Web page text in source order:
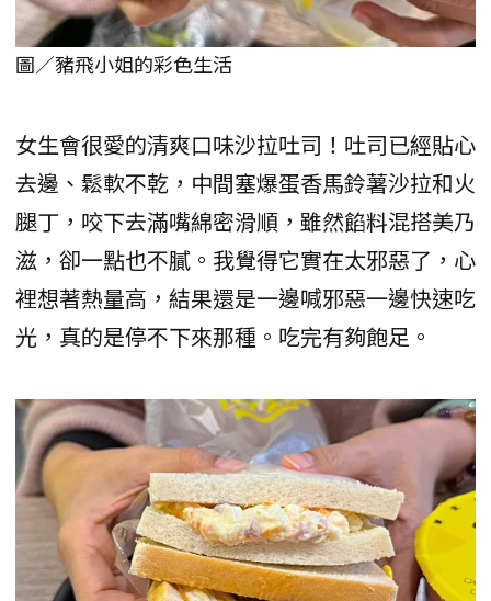
圖／豬飛小姐的彩色生活
女生會很愛的清爽口味沙拉吐司！吐司已經貼心
去邊、鬆軟不乾，中間塞爆蛋香馬鈴薯沙拉和火
腿丁，咬下去滿嘴綿密滑順，雖然餡料混搭美乃
滋，卻一點也不膩。我覺得它實在太邪惡了，心
裡想著熱量高，結果還是一邊喊邪惡一邊快速吃
光，真的是停不下來那種。吃完有夠飽足。